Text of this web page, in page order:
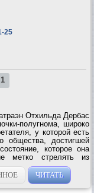
25
1
Отхильда Дербас
полугнома, широко
у которой есть
общества, достигшей
которое она
метко стрелять из
к темной
ЧИТАТЬ